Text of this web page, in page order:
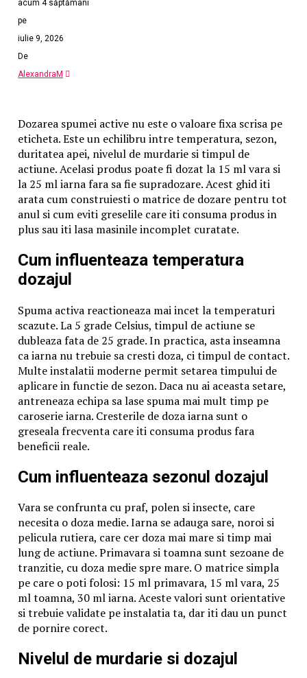
detenție cum a fost Canalul Dunăre Marea Neagră sau
în pușcăriile comuniste. În același timp le-au fost
confiscate terenurile și inventarul agricol.
Între 1 septembrie 1948 – 7 noiembrie 1949 fuseseră
reținute de Securitate 23.597 persoane ( Arhiva SRI,
fond Documentar, dosar 9047, vol. 3, f. 43).
țăranilor în anii 1951-1952 ” reiese că au fost arestați
34.738 de țărani (Arhiva CNSAS, fond Documentar,
dosar nr. 53, vol. 3, ff. 83 – 91).
Conform datelor statistice oferite Comitetului Central
al PMR date de Procuratură în perioada 1950-1953 au
fost condamnați peste 89.401 țărani pentru
nepredarea cotelor și 80.077 țărani pentru întârzierea
lucrărilor agricole, nestropitul pomilor și viei,
Administrativ – Politică, dosar 17/1960, ff. 1-4).
”În numele luptei împotriva chiaburilor”, după
Republicii Populare Române, ”peste 80.000 de oameni,
în majoritatea lor țărani muncitori, au fost arestați și
trimiși în judecată, iar dintre ei peste 30.000 au fost
judecați în procese publice”( ANIC, Fond CC al PMR,
Cancelarie, dosar nr. 53/1961, vol. 1, f. 29).
Ca urmare a politicii de colectivizare prin confiscarea
pământului și a inventarului agricol țăranii din mai
multe regiuni ale României s-au răsculat, cele mai mari
revolte au avut loc în anul 1949 la Botoșani, Dorohoi,
Rădăuți, Suceava, Bihor, Arad, Sălaj, Brașov, Târnava
represiune ale statului comunist (trupe de securitate,
miliție, grăniceri) au deschis focul împotriva țăranilor
revoltați având loc execuții sumare ale acestora, iar
alte sute de persoane au fost arestate și condamnate,
iar familiile acestora au fost deportate în Dobrogea.
De asemenea în luna august 1949 au loc răscoale
țărănești în Arad și Suceava soldate cu peste 20 de
execuții fără proces, arestări și deportări.
Un martor la execuțiile de la Șomoșcheș (Arad)
declară: ”cadavrele lor au fost expuse în stradă, acolo
unde au fost împușcați, în văzul tuturor, și au fost
nu se apropia nimeni de ele, nici măcar să le
acum 4 săptămâni
pe
iulie 9, 2026
De
AlexandraM
Dozarea spumei active nu este o valoare fixa scrisa pe
eticheta. Este un echilibru intre temperatura, sezon,
duritatea apei, nivelul de murdarie si timpul de
actiune. Acelasi produs poate fi dozat la 15 ml vara si
la 25 ml iarna fara sa fie supradozare. Acest ghid iti
arata cum construiesti o matrice de dozare pentru tot
anul si cum eviti greselile care iti consuma produs in
plus sau iti lasa masinile incomplet curatate.
Cum influenteaza temperatura
dozajul
Spuma activa reactioneaza mai incet la temperaturi
scazute. La 5 grade Celsius, timpul de actiune se
dubleaza fata de 25 grade. In practica, asta inseamna
ca iarna nu trebuie sa cresti doza, ci timpul de contact.
Multe instalatii moderne permit setarea timpului de
aplicare in functie de sezon. Daca nu ai aceasta setare,
antreneaza echipa sa lase spuma mai mult timp pe
caroserie iarna. Cresterile de doza iarna sunt o
greseala frecventa care iti consuma produs fara
beneficii reale.
Cum influenteaza sezonul dozajul
Vara se confrunta cu praf, polen si insecte, care
necesita o doza medie. Iarna se adauga sare, noroi si
pelicula rutiera, care cer doza mai mare si timp mai
lung de actiune. Primavara si toamna sunt sezoane de
tranzitie, cu doza medie spre mare. O matrice simpla
pe care o poti folosi: 15 ml primavara, 15 ml vara, 25
ml toamna, 30 ml iarna. Aceste valori sunt orientative
si trebuie validate pe instalatia ta, dar iti dau un punct
de pornire corect.
Nivelul de murdarie si dozajul